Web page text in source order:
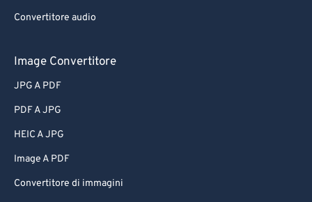
Convertitore audio
Image Convertitore
JPG A PDF
PDF A JPG
HEIC A JPG
Image A PDF
Convertitore di immagini